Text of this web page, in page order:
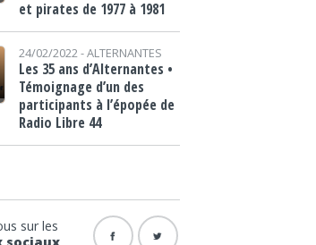
et pirates de 1977 à 1981
24/02/2022 -ALTERNANTES
Les 35 ans d’Alternantes •
Témoignage d’un des
participants à l’épopée de
Radio Libre 44
sur les
sociaux